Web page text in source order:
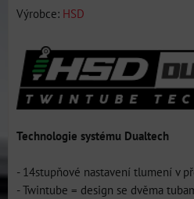
Výrobce: HSD
Technologie systému Dualtech
- 14stupňové nastavení tlumení v
- Twintube = design se dvěma